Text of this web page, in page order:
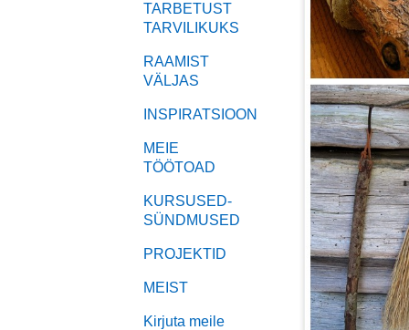
TARBETUST
TARVILIKUKS
RAAMIST
VÄLJAS
INSPIRATSIOON
MEIE
TÖÖTOAD
KURSUSED-
SÜNDMUSED
PROJEKTID
MEIST
Kirjuta meile